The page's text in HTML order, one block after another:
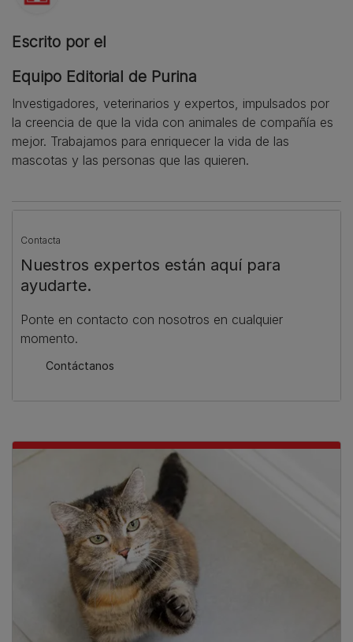
Escrito por el
Equipo Editorial de Purina
Investigadores, veterinarios y expertos, impulsados por
la creencia de que la vida con animales de compañía es
mejor. Trabajamos para enriquecer la vida de las
mascotas y las personas que las quieren.
Contacta
Nuestros expertos están aquí para
ayudarte.
Ponte en contacto con nosotros en cualquier
momento.
Contáctanos